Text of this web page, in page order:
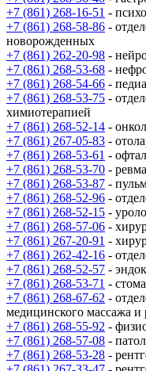
+7 (861) 268-16-51 -
+7 (861) 268-58-86 -
новорожденных
+7 (861) 262-20-98 -
+7 (861) 268-53-68 -
+7 (861) 268-54-66 -
+7 (861) 268-53-75 -
химиотерапией
+7 (861) 268-52-14 -
+7 (861) 267-05-83 -
+7 (861) 268-53-61 -
+7 (861) 268-53-70 -
+7 (861) 268-53-87 -
+7 (861) 268-52-96 -
+7 (861) 268-52-15 -
+7 (861) 268-57-06 -
+7 (861) 267-20-91 -
+7 (861) 262-42-16 -
+7 (861) 268-52-57 -
+7 (861) 268-53-71 -
+7 (861) 268-67-62 -
медицинского массажа и
+7 (861) 268-55-92 -
+7 (861) 268-57-08 -
+7 (861) 268-53-28 -